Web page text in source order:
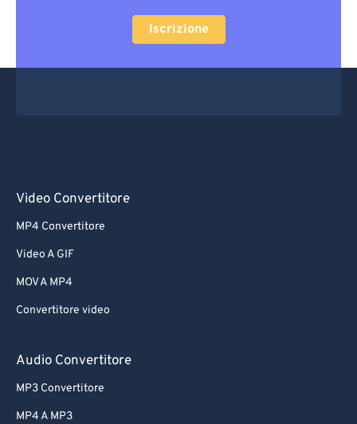
Iscrizione
Video Convertitore
MP4 Convertitore
Video A GIF
MOV A MP4
Convertitore video
Audio Convertitore
MP3 Convertitore
MP4 A MP3